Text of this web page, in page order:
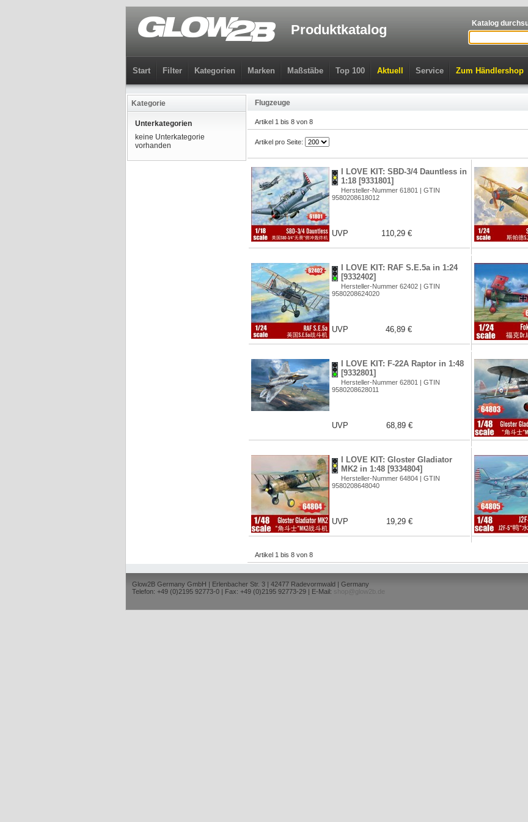
Produktkatalog Katalog
Start Filter Kategorien Marken Maßstäbe Top 100 Aktuell Service Zum Händlershop
Kategorie
Unterkategorien
keine Unterkategorie
vorhanden
Flugzeuge
Artikel 1 bis 8 von 8
Artikel pro Seite:
I LOVE KIT: SBD-3/4 Dauntless in
1:18 [9331801]
Hersteller-Nummer 61801 | GTIN
9580208618012
UVP 110,29 €
I LOVE KIT: RAF S.E.5a in 1:24
[9332402]
Hersteller-Nummer 62402 | GTIN
9580208624020
UVP 46,89 €
I LOVE KIT: F-22A Raptor in 1:48
[9332801]
Hersteller-Nummer 62801 | GTIN
9580208628011
UVP 68,89 €
I LOVE KIT: Gloster Gladiator
MK2 in 1:48 [9334804]
Hersteller-Nummer 64804 | GTIN
9580208648040
UVP 19,29 €
Artikel 1 bis 8 von 8
Glow2B Germany GmbH | Erlenbacher Str. 3 | 42477 Radevormwald | Germany
Telefon: +49 (0)2195 92773-0 | Fax: +49 (0)2195 92773-29 | E-Mail:
shop@glow2b.de